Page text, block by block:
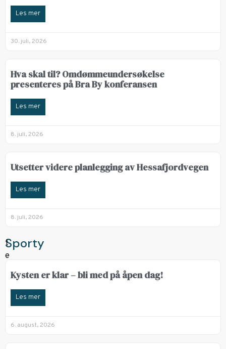
Les mer
30. juli, 2026
Hva skal til? Omdømmeundersøkelse
presenteres på Bra By konferansen
Les mer
8. juli, 2026
Utsetter videre planlegging av Hessafjordvegen
Les mer
8. juli, 2026
Sporty
Kysten er klar – bli med på åpen dag!
Les mer
6. august, 2026